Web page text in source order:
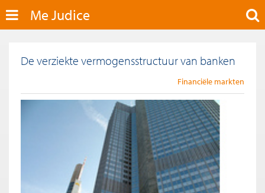
Me Judice
De verziekte vermogensstructuur van banken
Financiële markten